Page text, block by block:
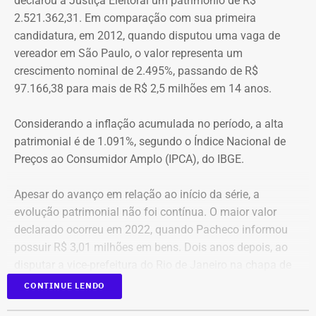
tornozeleira eletrônica usada pelo agressor. Em caso de
aproximação, a central de monitoramento é acionada e
entra em contato com a vítima e o agressor por telefone.
A atriz Cristiane Machado foi a primeira mulher no estado do Rio a receber
o “botão do pânico” — Foto: Divulgação.
conta corrente, totalizando R$ 378,4 mil.
Quatro anos depois, nas eleições de 2022, quando voltou
a disputar uma vaga na Assembleia Legislativa (Alerj) e
novamente ficou como suplente, o patrimônio declarado
saltou para R$ 1.658.540,00. Na ocasião, os bens
mil, uma chácara de R$ 400 mil, dois veículos que
somavam R$ 647,3 mil e participações societárias em
empresas do ramo de alimentação.
Em 2024, quando foi eleito vereador da cidade de Nova
Iguaçu, Elton Cristo declarou R$ 2.317.390,00 em bens,
incluindo um sítio avaliado em R$ 1,12 milhão, além de
um apartamento, outro imóvel rural, participação
societária e um veículo.
Os bens informados pelos candidatos são
2.521.362,31. Em comparação com sua primeira
candidatura, em 2012, quando disputou uma vaga de
vereador em São Paulo, o valor representa um
crescimento nominal de 2.495%, passando de R$
97.166,38 para mais de R$ 2,5 milhões em 14 anos.
Considerando a inflação acumulada no período, a alta
patrimonial é de 1.091%, segundo o Índice Nacional de
Preços ao Consumidor Amplo (IPCA), do IBGE.
Apesar do avanço em relação ao início da série, a
evolução patrimonial não foi contínua. O maior valor
declarado ocorreu em 2022, quando Pacheco informou
possuir R$ 3,01 milhões em bens. Dois anos depois, ao
Rodrigo Amorim (União), o patrimônio caiu para R$ 1,68
milhão.
CONTINUE LENDO